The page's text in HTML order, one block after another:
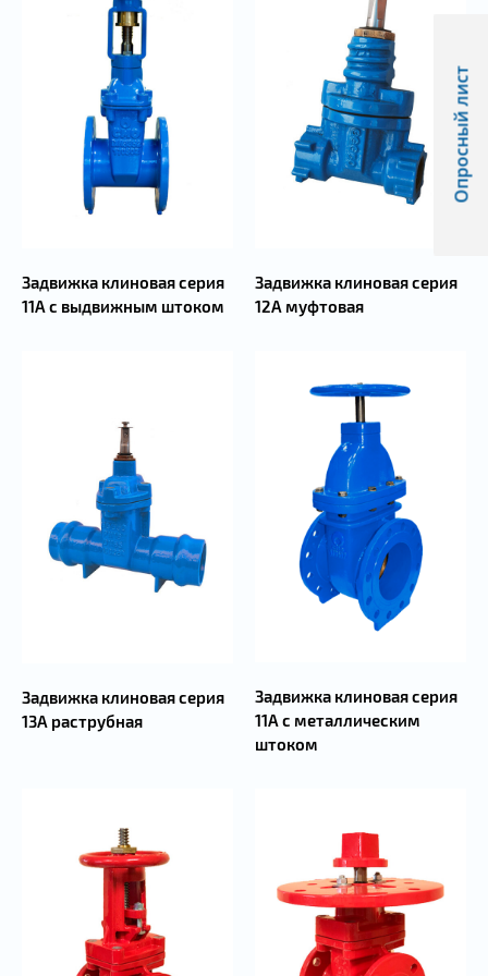
11А СМО Испания
В отличие от других производителей компания
СМО VALVES TECHNOLOGYS разработала идеальную
конструкцию задвижки клиновой с
использованием практических и качественных
материалов.
Задвижка клиновая имеет корпус изготовлен из
GJS500.
Почему это важно?
не разрушается структура металла при
перепаде температур.
легкий, что особенно важно при монтаже
таких диаметров как Ду 500, Ду 600, Ду 700, Ду
800, Ду 900, Ду 1000, Ду 1100, Ду 1200.
имеет высшую стойкость к коррозии из всех
чугунов.
DIN 3202 F4, DIN 3202 F5, DIN 3202 F7
(металлический клин)
Клин задвижки чугунной фланцевой - изготовлен
мягким эластомером EPDM или NBR.
нагрузка рабочей среды, и с учетом того, что
защелка работает не только с питьевой водой, но и
с техническими трубопроводами,
канализационными стоками, резиновый полимер
очень часто слетает со штока, что приводит к
поломке защелки.
Задвижка клиновая серия
11А с выдвижным штоком
Задвижка клиновая серия
12А муфтовая
Задвижка клиновая серия
13А раструбная
Задвижка клиновая серия
11А с металлическим
штоком
Опросный лист